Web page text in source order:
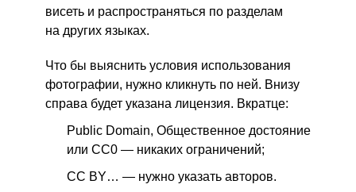
висеть и распространяться по разделам
на других языках.
Что бы выяснить условия использования
фотографии, нужно кликнуть по ней. Внизу
справа будет указана лицензия. Вкратце:
Public Domain, Общественное достояние
или CC0 — никаких ограничений;
СС BY… — нужно указать авторов.